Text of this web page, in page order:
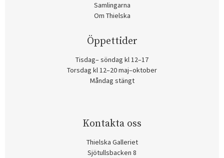
Samlingarna
Om Thielska
Öppettider
Tisdag– söndag kl 12–17
Torsdag kl 12–20 maj–oktober
Måndag stängt
Kontakta oss
Thielska Galleriet
Sjötullsbacken 8